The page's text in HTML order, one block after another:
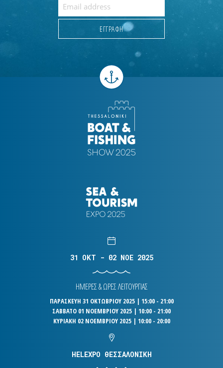
31 OKT - 02 NOE 2025
ΗΜΕΡΕΣ & ΩΡΕΣ ΛΕΙΤΟΥΡΓΙΑΣ
ΠΑΡΑΣΚΕΥΗ 31 ΟΚΤΩΒΡΙΟΥ 2025 | 15:00 - 21:00
ΣΑΒΒΑΤΟ 01 ΝΟΕΜΒΡΙΟΥ 2025 | 10:00 - 21:00
ΚΥΡΙΑΚΗ 02 ΝΟΕΜΒΡΙΟΥ 2025 | 10:00 - 20:00
HELEXPO ΘΕΣΣΑΛΟΝΙΚΗ